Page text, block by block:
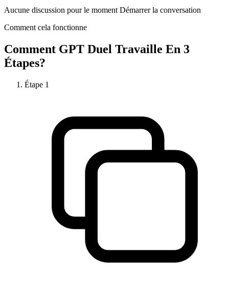
Aucune discussion pour le moment Démarrer la conversation
Comment cela fonctionne
Comment GPT Duel Travaille En 3
Étapes?
Étape 1